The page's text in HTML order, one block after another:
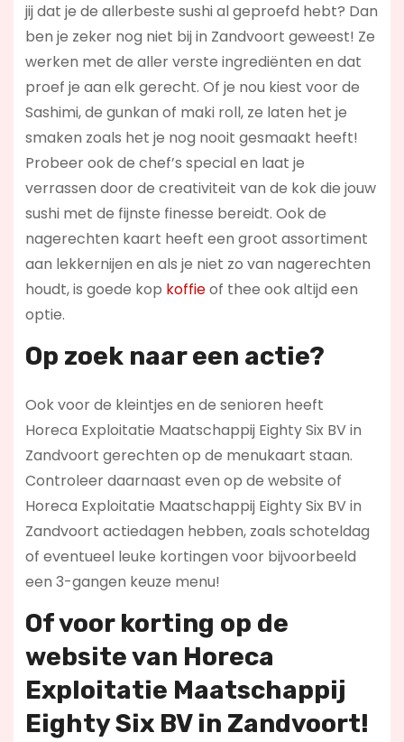
jij dat je de allerbeste sushi al geproefd hebt? Dan
ben je zeker nog niet bij in Zandvoort geweest! Ze
werken met de aller verste ingrediënten en dat
proef je aan elk gerecht. Of je nou kiest voor de
Sashimi, de gunkan of maki roll, ze laten het je
smaken zoals het je nog nooit gesmaakt heeft!
Probeer ook de chef’s special en laat je
verrassen door de creativiteit van de kok die jouw
sushi met de fijnste finesse bereidt. Ook de
nagerechten kaart heeft een groot assortiment
aan lekkernijen en als je niet zo van nagerechten
houdt, is goede kop koffieof thee ook altijd een
optie.
Op zoek naar een actie?
Ook voor de kleintjes en de senioren heeft
Horeca Exploitatie Maatschappij Eighty Six BV in
Zandvoort gerechten op de menukaart staan.
Controleer daarnaast even op de website of
Horeca Exploitatie Maatschappij Eighty Six BV in
Zandvoort actiedagen hebben, zoals schoteldag
of eventueel leuke kortingen voor bijvoorbeeld
een 3-gangen keuze menu!
Of voor korting op de
website van Horeca
Exploitatie Maatschappij
Eighty Six BV in Zandvoort!